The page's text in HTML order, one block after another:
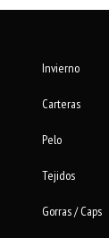
Invierno
Carteras
Pelo
Tejidos
Gorras / Caps